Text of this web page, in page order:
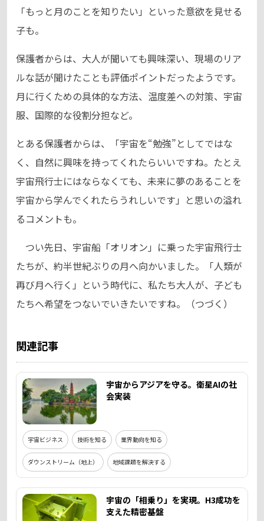
「もっと月のことを知りたい」といった意欲を見せる
子も。
保護者からは、大人が聞いても興味深い、現場のリア
ルな話が聞けたことも評価ポイントだったようです。
月に行くための具体的な方法、温度差への対策、宇宙
服、国際的な役割分担など。
とある保護者からは、「宇宙を“勉強”としてではな
く、自然に興味を持ってくれたらいいですね。たとえ
宇宙飛行士にはならなくても、未来に夢のあることを
宇宙から学んでくれたらうれしいです」と思いの溢れ
るコメントも。
つい先日、宇宙船「オリオン」に乗った宇宙飛行士
たちが、約半世紀ぶりの月へ向かいました。「人類が
再び月へ行く」という時代に、私たち大人が、子ども
たちへ希望をつないでいきたいですね。（つづく）
関連記事
宇宙からアジアを守る。衛星AIの社
会実装
宇宙ビジネス 技術を知る 業界動向を知る
ダウンストリーム（地上） 地域課題を解決する
宇宙の「相乗り」を実現。H3成功を
支えた精密基盤